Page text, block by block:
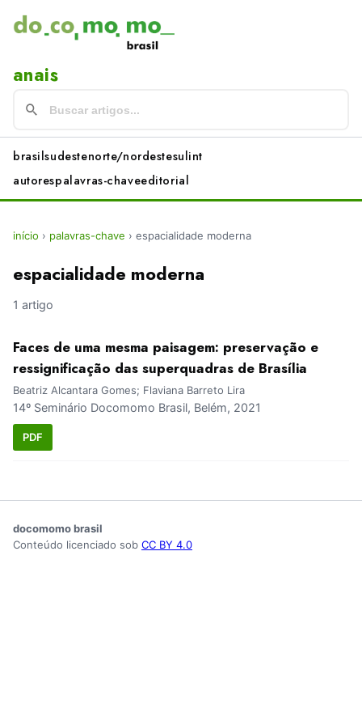
anais
brasilsudestenorte/nordestesulint
autorespalavras-chaveeditorial
início › palavras-chave › espacialidade moderna
espacialidade moderna
1 artigo
Faces de uma mesma paisagem: preservação e
ressignificação das superquadras de Brasília
Beatriz Alcantara Gomes; Flaviana Barreto Lira
14º Seminário Docomomo Brasil, Belém, 2021
PDF
docomomo brasil
Conteúdo licenciado sob CC BY 4.0